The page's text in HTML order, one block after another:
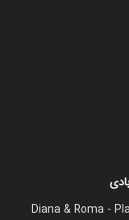
Diana & Roma -